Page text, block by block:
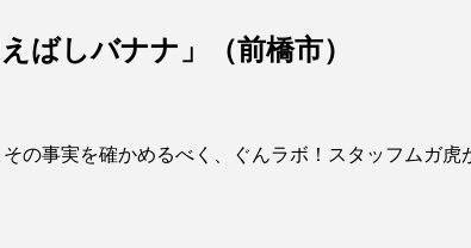
ばしバナナ」（前橋市）
の事実を確かめるべく、ぐんラボ！スタッフムガ虎